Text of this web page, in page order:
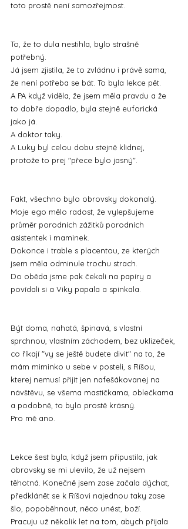
toto prostě není samozřejmost.
To, že to dula nestihla, bylo strašně
potřebný.
Já jsem zjistila, že to zvládnu i právě sama,
že není potřeba se bát. To byla lekce pět.
A PA když viděla, že jsem měla pravdu a že
to dobře dopadlo, byla stejně euforická
jako já.
A doktor taky.
A Luky byl celou dobu stejně klidnej,
protože to prej "přece bylo jasný".
Fakt, všechno bylo obrovsky dokonalý.
Moje ego mělo radost, že vylepšujeme
průměr porodních zážitků porodních
asistentek i maminek.
Dokonce i trable s placentou, ze kterých
jsem měla odminule trochu strach.
Do oběda jsme pak čekali na papíry a
povídali si a Viky papala a spinkala.
Být doma, nahatá, špinavá, s vlastní
sprchnou, vlastním záchodem, bez uklizeček,
co říkají "vy se ještě budete divit" na to, že
mám miminko u sebe v posteli, s Ríšou,
kterej nemusí přijít jen nafešákovanej na
návštěvu, se všema mastičkama, oblečkama
a podobně, to bylo prostě krásný.
Pro mě ano.
Lekce šest byla, když jsem připustila, jak
obrovsky se mi ulevilo, že už nejsem
těhotná. Konečně jsem zase začala dýchat,
předklánět se k Ríšovi najednou taky zase
šlo, popoběhnout, něco unést, boží.
Pracuju už několik let na tom, abych přijala